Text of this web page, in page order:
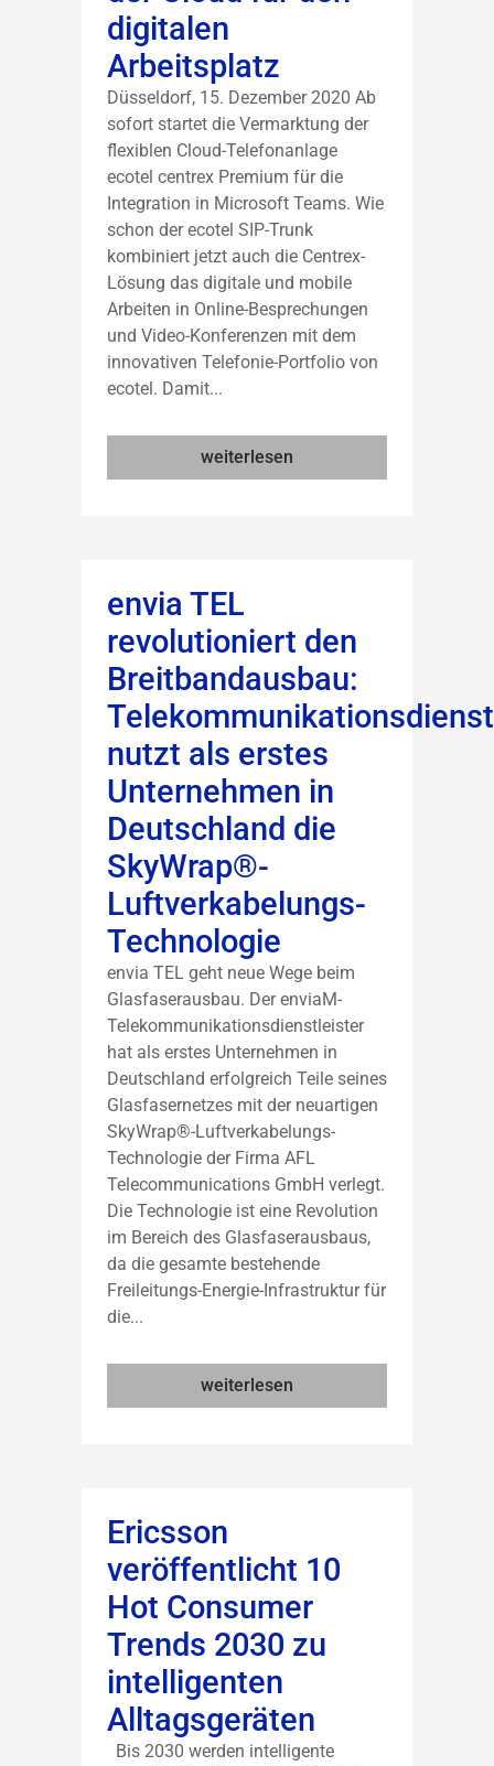
digitalen
Arbeitsplatz
Düsseldorf, 15. Dezember 2020 Ab
sofort startet die Vermarktung der
flexiblen Cloud-Telefonanlage
ecotel centrex Premium für die
Integration in Microsoft Teams. Wie
schon der ecotel SIP-Trunk
kombiniert jetzt auch die Centrex-
Lösung das digitale und mobile
Arbeiten in Online-Besprechungen
und Video-Konferenzen mit dem
innovativen Telefonie-Portfolio von
ecotel. Damit...
weiterlesen
envia TEL
revolutioniert den
Breitbandausbau:
nutzt als erstes
Unternehmen in
Deutschland die
SkyWrap®-
Luftverkabelungs-
Technologie
envia TEL geht neue Wege beim
Glasfaserausbau. Der enviaM-
Telekommunikationsdienstleister
hat als erstes Unternehmen in
Deutschland erfolgreich Teile seines
Glasfasernetzes mit der neuartigen
SkyWrap®-Luftverkabelungs-
Technologie der Firma AFL
Telecommunications GmbH verlegt.
Die Technologie ist eine Revolution
im Bereich des Glasfaserausbaus,
da die gesamte bestehende
Freileitungs-Energie-Infrastruktur für
die...
weiterlesen
Ericsson
veröffentlicht 10
Hot Consumer
Trends 2030 zu
intelligenten
Alltagsgeräten
Bis 2030 werden intelligente